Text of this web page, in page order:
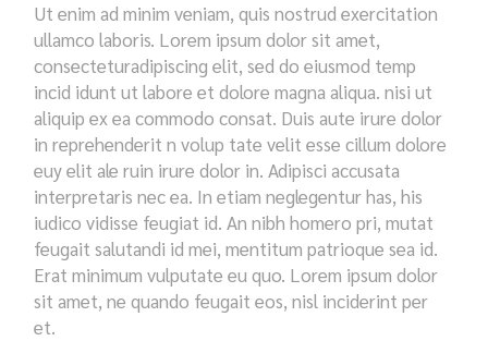
Ut enim ad minim veniam, quis nostrud exercitation
ullamco laboris. Lorem ipsum dolor sit amet,
consecteturadipiscing elit, sed do eiusmod temp
incid idunt ut labore et dolore magna aliqua. nisi ut
aliquip ex ea commodo consat. Duis aute irure dolor
in reprehenderit n volup tate velit esse cillum dolore
euy elit ale ruin irure dolor in. Adipisci accusata
interpretaris nec ea. In etiam neglegentur has, his
iudico vidisse feugiat id. An nibh homero pri, mutat
feugait salutandi id mei, mentitum patrioque sea id.
Erat minimum vulputate eu quo. Lorem ipsum dolor
sit amet, ne quando feugait eos, nisl inciderint per
et.